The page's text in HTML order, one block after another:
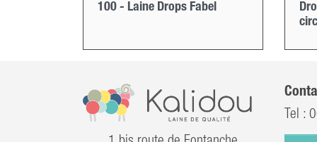
100 - Laine Drops Fabel
Tel :